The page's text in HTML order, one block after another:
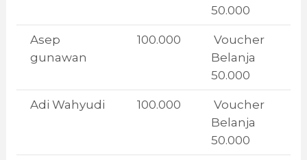
50.000
Asep
gunawan
100.000
Voucher
Belanja
50.000
Adi Wahyudi 100.000
Voucher
Belanja
50.000